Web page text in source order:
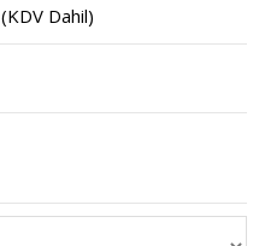
(KDV Dahil)